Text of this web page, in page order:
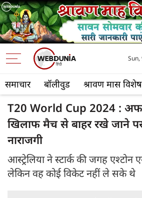
समाचार बॉलीवुड श्रावण मास विशेष
Sun,
T20 World Cup 2024 :
खिलाफ मैच से बाहर रखे जाने
नाराजगी
आस्ट्रेलिया ने स्टार्क की जगह एश्टोन
लेकिन वह कोई विकेट नहीं ले सके थे